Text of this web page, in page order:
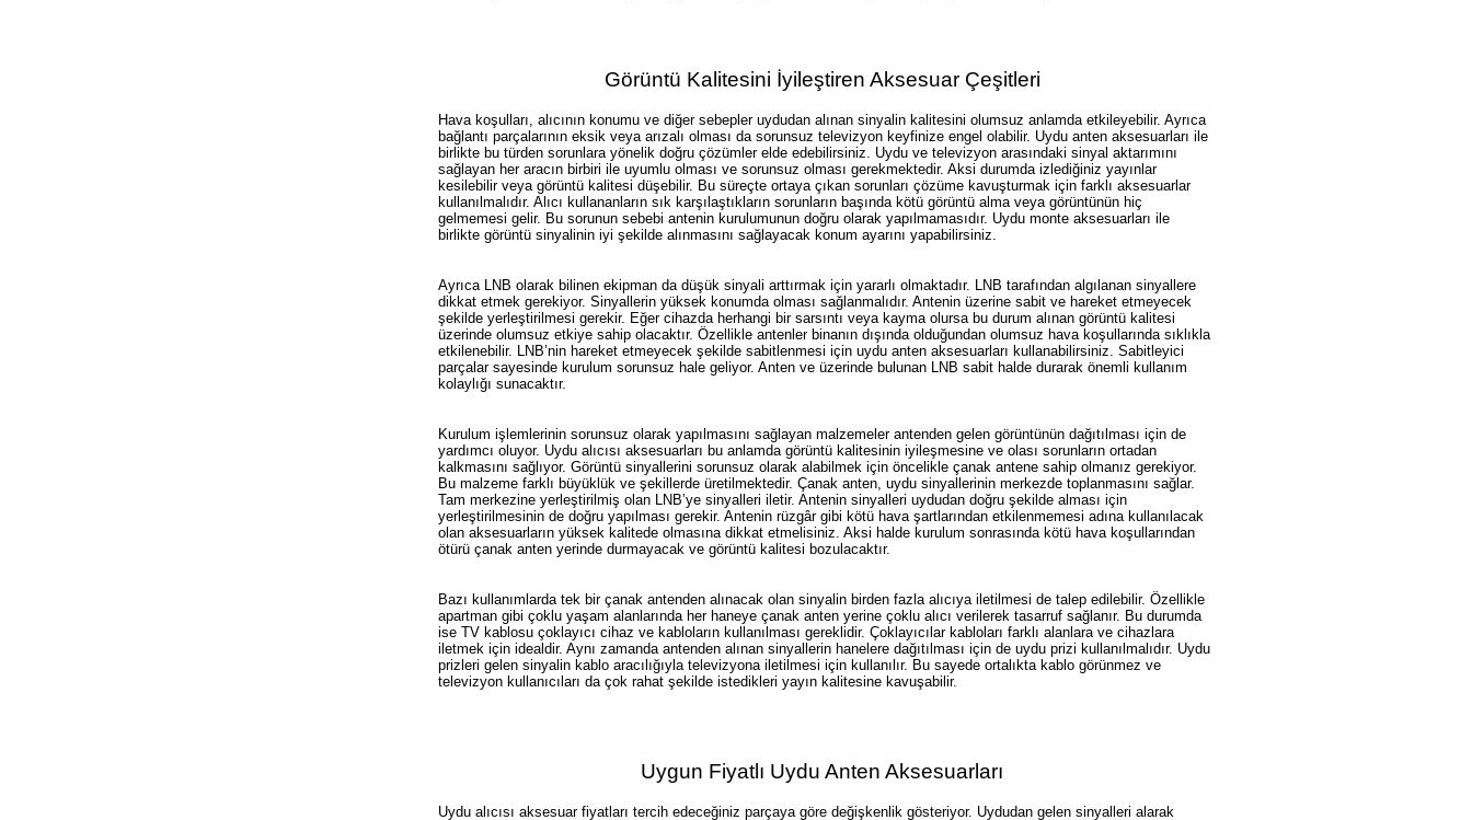
Görüntü Kalitesini İyileştiren Aksesuar Çeşitleri
Hava koşulları, alıcının konumu ve diğer sebepler uydudan alınan sinyalin kalitesini olumsuz anlamda etkileyebilir. Ayrıca
bağlantı parçalarının eksik veya arızalı olması da sorunsuz televizyon keyfinize engel olabilir. Uydu anten aksesuarları ile
birlikte bu türden sorunlara yönelik doğru çözümler elde edebilirsiniz. Uydu ve televizyon arasındaki sinyal aktarımını
sağlayan her aracın birbiri ile uyumlu olması ve sorunsuz olması gerekmektedir. Aksi durumda izlediğiniz yayınlar
kesilebilir veya görüntü kalitesi düşebilir. Bu süreçte ortaya çıkan sorunları çözüme kavuşturmak için farklı aksesuarlar
kullanılmalıdır. Alıcı kullananların sık karşılaştıkların sorunların başında kötü görüntü alma veya görüntünün hiç
gelmemesi gelir. Bu sorunun sebebi antenin kurulumunun doğru olarak yapılmamasıdır. Uydu monte aksesuarları ile
birlikte görüntü sinyalinin iyi şekilde alınmasını sağlayacak konum ayarını yapabilirsiniz.
Ayrıca LNB olarak bilinen ekipman da düşük sinyali arttırmak için yararlı olmaktadır. LNB tarafından algılanan sinyallere
dikkat etmek gerekiyor. Sinyallerin yüksek konumda olması sağlanmalıdır. Antenin üzerine sabit ve hareket etmeyecek
şekilde yerleştirilmesi gerekir. Eğer cihazda herhangi bir sarsıntı veya kayma olursa bu durum alınan görüntü kalitesi
üzerinde olumsuz etkiye sahip olacaktır. Özellikle antenler binanın dışında olduğundan olumsuz hava koşullarında sıklıkla
etkilenebilir. LNB’nin hareket etmeyecek şekilde sabitlenmesi için uydu anten aksesuarları kullanabilirsiniz. Sabitleyici
parçalar sayesinde kurulum sorunsuz hale geliyor. Anten ve üzerinde bulunan LNB sabit halde durarak önemli kullanım
kolaylığı sunacaktır.
Kurulum işlemlerinin sorunsuz olarak yapılmasını sağlayan malzemeler antenden gelen görüntünün dağıtılması için de
yardımcı oluyor. Uydu alıcısı aksesuarları bu anlamda görüntü kalitesinin iyileşmesine ve olası sorunların ortadan
kalkmasını sağlıyor. Görüntü sinyallerini sorunsuz olarak alabilmek için öncelikle çanak antene sahip olmanız gerekiyor.
Bu malzeme farklı büyüklük ve şekillerde üretilmektedir. Çanak anten, uydu sinyallerinin merkezde toplanmasını sağlar.
Tam merkezine yerleştirilmiş olan LNB’ye sinyalleri iletir. Antenin sinyalleri uydudan doğru şekilde alması için
yerleştirilmesinin de doğru yapılması gerekir. Antenin rüzgâr gibi kötü hava şartlarından etkilenmemesi adına kullanılacak
olan aksesuarların yüksek kalitede olmasına dikkat etmelisiniz. Aksi halde kurulum sonrasında kötü hava koşullarından
ötürü çanak anten yerinde durmayacak ve görüntü kalitesi bozulacaktır.
Bazı kullanımlarda tek bir çanak antenden alınacak olan sinyalin birden fazla alıcıya iletilmesi de talep edilebilir. Özellikle
apartman gibi çoklu yaşam alanlarında her haneye çanak anten yerine çoklu alıcı verilerek tasarruf sağlanır. Bu durumda
ise TV kablosu çoklayıcı cihaz ve kabloların kullanılması gereklidir. Çoklayıcılar kabloları farklı alanlara ve cihazlara
iletmek için idealdir. Aynı zamanda antenden alınan sinyallerin hanelere dağıtılması için de uydu prizi kullanılmalıdır. Uydu
prizleri gelen sinyalin kablo aracılığıyla televizyona iletilmesi için kullanılır. Bu sayede ortalıkta kablo görünmez ve
televizyon kullanıcıları da çok rahat şekilde istedikleri yayın kalitesine kavuşabilir.
Uygun Fiyatlı Uydu Anten Aksesuarları
Uydu alıcısı aksesuar fiyatları tercih edeceğiniz parçaya göre değişkenlik gösteriyor. Uydudan gelen sinyalleri alarak